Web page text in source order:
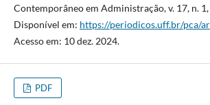
Contemporâneo em Administração, v. 17, n.
Disponível em: https://periodicos.uff.br/pca/
Acesso em: 10 dez. 2024.
PDF